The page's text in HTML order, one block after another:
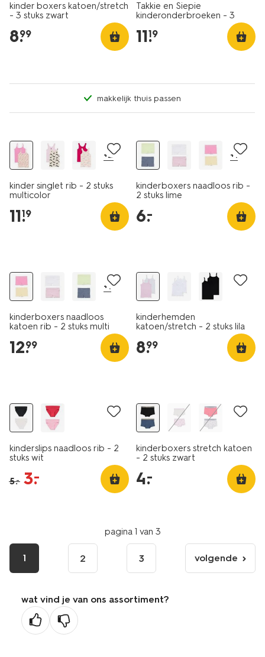
kinder boxers katoen/stretch
- 3 stuks zwart
8.
99
Takkie en Siepie
kinderonderbroeken - 3
11.
19
makkelijk thuis passen
+2
kinder singlet rib - 2 stuks
multicolor
11.
19
2 stuks
+1
kinderboxers naadloos rib -
2 stuks lime
6.
–
+1
kinderboxers naadloos
katoen rib - 2 stuks multi
12.
99
kinderhemden
katoen/stretch - 2 stuks lila
8.
99
kinderslips naadloos rib - 2
stuks wit
5.– 3.
–
kinderboxers stretch katoen
- 2 stuks zwart
4.
–
pagina 1 van 3
1 2 3
volgende
pagina
volgende
wat vind je van ons assortiment?